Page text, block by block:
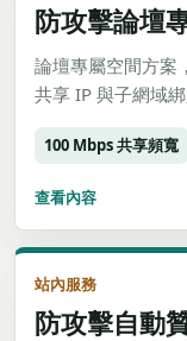
防攻擊論壇
論壇專屬空間方案
共享 IP 與子網域綁
100 Mbps 共享頻寬
查看內容
站內服務
防攻擊自動